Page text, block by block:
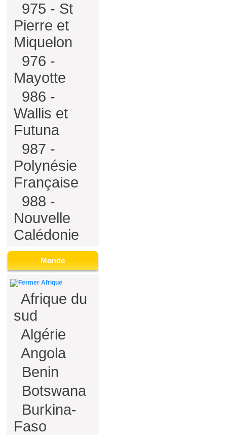
975 - St
Pierre et
Miquelon
976 -
Mayotte
986 -
Wallis et
Futuna
987 -
Polynésie
Française
988 -
Nouvelle
Calédonie
Monde
Afrique
Afrique du
sud
Algérie
Angola
Benin
Botswana
Burkina-
Faso